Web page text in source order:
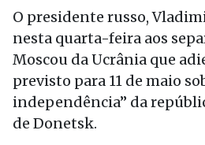
O presidente russo,
nesta quarta-feira aos
Moscou da Ucrânia que
previsto para 11 de maio
independência” da
de Donetsk.